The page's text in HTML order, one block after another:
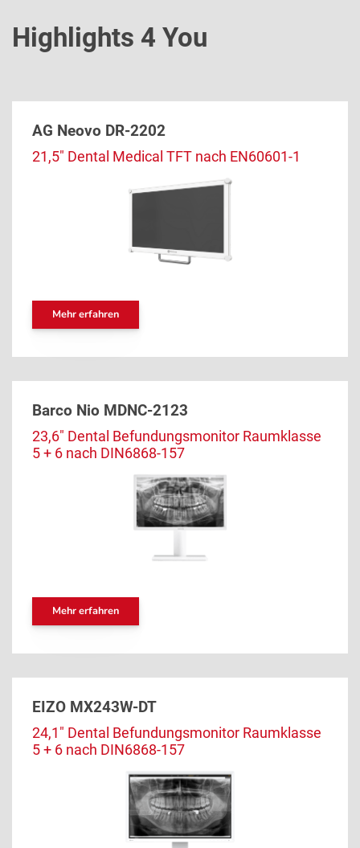
Highlights 4 You
AG Neovo DR-2202
21,5" Dental Medical TFT nach EN60601-1
Mehr erfahren
Barco Nio MDNC-2123
23,6" Dental Befundungsmonitor Raumklasse
5 + 6 nach DIN6868-157
Mehr erfahren
EIZO MX243W-DT
24,1″ Dental Befundungsmonitor Raumklasse
5 + 6 nach DIN6868-157